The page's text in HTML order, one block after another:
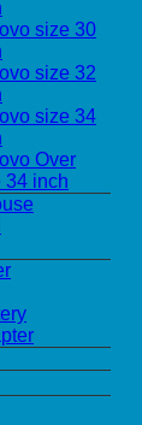
size 30
size 32
size 34
Over
34 inch